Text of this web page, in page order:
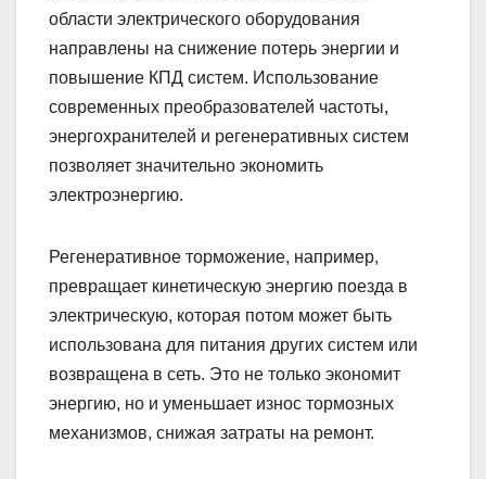
области электрического оборудования
направлены на снижение потерь энергии и
повышение КПД систем. Использование
современных преобразователей частоты,
энергохранителей и регенеративных систем
позволяет значительно экономить
электроэнергию.
Регенеративное торможение, например,
превращает кинетическую энергию поезда в
электрическую, которая потом может быть
использована для питания других систем или
возвращена в сеть. Это не только экономит
энергию, но и уменьшает износ тормозных
механизмов, снижая затраты на ремонт.